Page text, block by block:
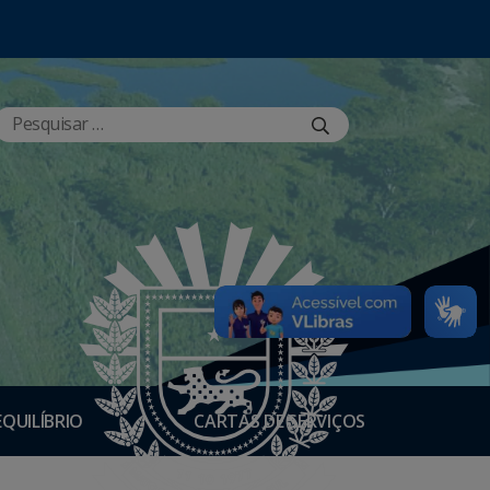
CARTAS DE SERVIÇOS